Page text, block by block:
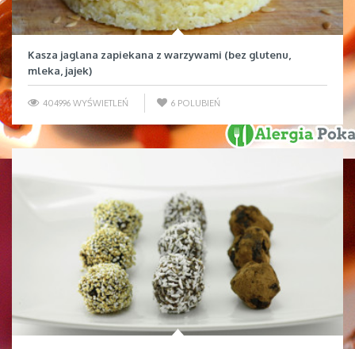
Kasza jaglana zapiekana z warzywami (bez glutenu,
mleka, jajek)
404996 WYŚWIETLEŃ 6 POLUBIEŃ